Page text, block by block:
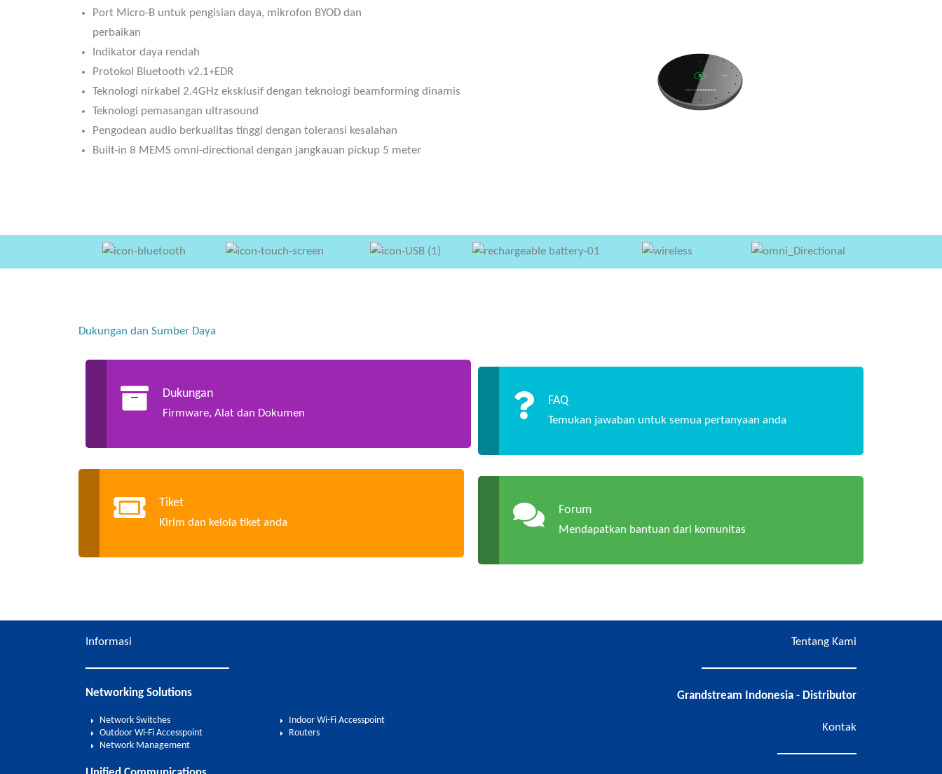
Port Micro-B untuk pengisian daya, mikrofon BYOD dan
perbaikan
Indikator daya rendah
Protokol Bluetooth v2.1+EDR
Teknologi nirkabel 2.4GHz eksklusif dengan teknologi beamforming dinamis
Teknologi pemasangan ultrasound
Pengodean audio berkualitas tinggi dengan toleransi kesalahan
Built-in 8 MEMS omni-directional dengan jangkauan pickup 5 meter
Dukungan dan Sumber Daya
Dukungan
Firmware, Alat dan Dokumen
FAQ
Temukan jawaban untuk semua pertanyaan anda
Tiket
Kirim dan kelola tiket anda
Forum
Mendapatkan bantuan dari komunitas
Informasi
Networking Solutions
Network Switches
Indoor Wi-Fi Accesspoint
Outdoor Wi-Fi Accesspoint
Routers
Network Management
Tentang Kami
Grandstream Indonesia - Distributor
Kontak